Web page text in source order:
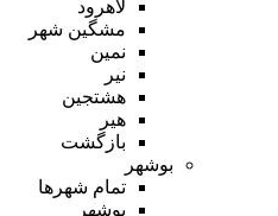
لاهرود
مشگین شهر
نمین
نیر
هشتجین
هیر
بازگشت
بوشهر
تمام شهر‌ها
بوشهر